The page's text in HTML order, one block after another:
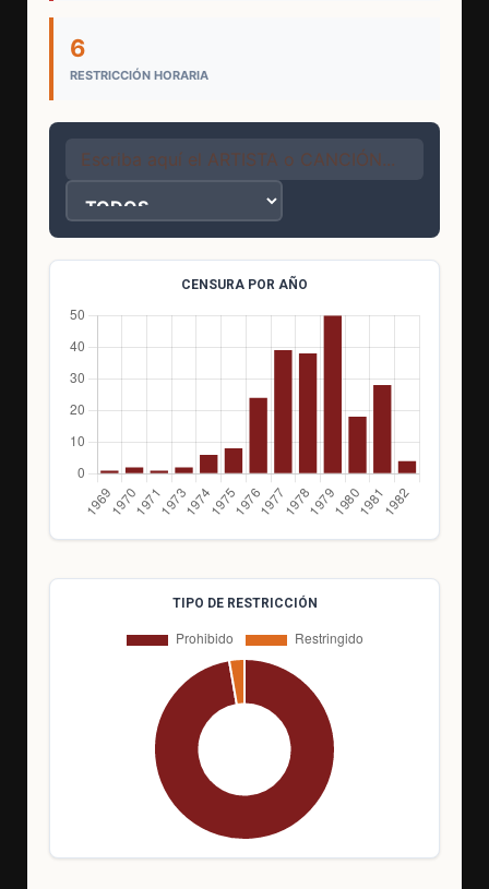
6
RESTRICCIÓN HORARIA
CENSURA POR AÑO
TIPO DE RESTRICCIÓN